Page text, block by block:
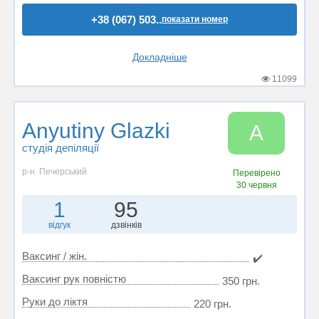
+38 (067) 503..показати номер
Докладніше
11099
Anyutiny Glazki
студія депіляції
A
р-н. Печерський
Перевірено
30 червня
1
відгук
95
дзвінків
Ваксинг / жін.
✔️
Ваксинг рук повністю
350 грн.
Руки до ліктя
220 грн.